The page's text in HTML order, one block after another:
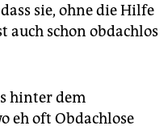
sie, ohne die Hilfe
auch schon obdachlos
hinter dem
eh oft Obdachlose